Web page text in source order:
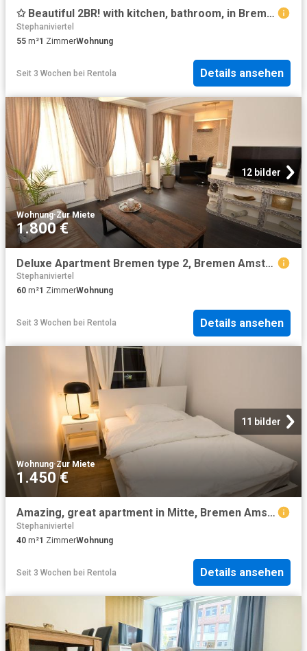
✩ Beautiful 2BR! with kitchen, bathroom, in Bremen Neustadt, Bremen Amsterdam Apartments for Rent
Stephaniviertel
55 m²1 ZimmerWohnung
Seit 3 Wochen bei Rentola Details ansehen
12 bilder
Wohnung·Zur Miete
1.800 €
Deluxe Apartment Bremen type 2, Bremen Amsterdam Apartments for Rent
Stephaniviertel
60 m²1 ZimmerWohnung
Seit 3 Wochen bei Rentola Details ansehen
11 bilder
Wohnung·Zur Miete
1.450 €
Amazing, great apartment in Mitte, Bremen Amsterdam Apartments for Rent
Stephaniviertel
40 m²1 ZimmerWohnung
Seit 3 Wochen bei Rentola Details ansehen